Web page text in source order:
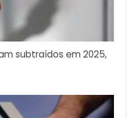
subtraídos em 2025,